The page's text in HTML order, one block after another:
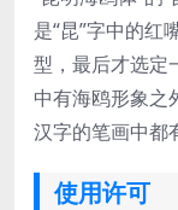
是“昆”字中的红
型，最后才选定
中有海鸥形象之
汉字的笔画中都
使用许可